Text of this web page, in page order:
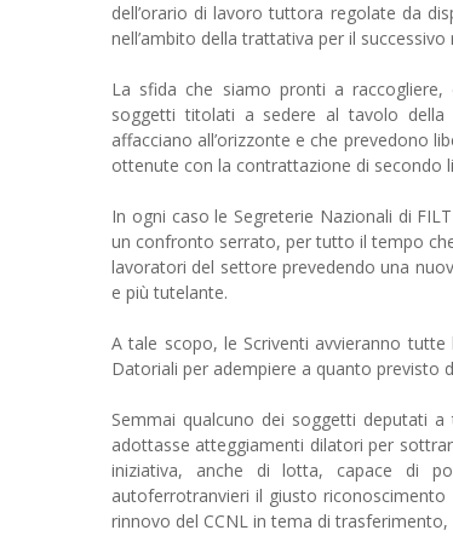
dell’orario di lavoro tuttora regolate da
nell’ambito della trattativa per il successivo
La sfida che siamo pronti a
soggetti titolati a sedere al tavolo della
affacciano all’orizzonte e che prevedono
ottenute con la contrattazione di secondo
In ogni caso le Segreterie Nazionali di
un confronto serrato, per tutto il tempo
lavoratori del settore prevedendo una
e più tutelante.
A tale scopo, le Scriventi avvieranno
Datoriali per adempiere a quanto previsto
Semmai qualcuno dei soggetti deputati
adottasse atteggiamenti dilatori per
iniziativa, anche di lotta, capace di
autoferrotranvieri il giusto
rinnovo del CCNL in tema di